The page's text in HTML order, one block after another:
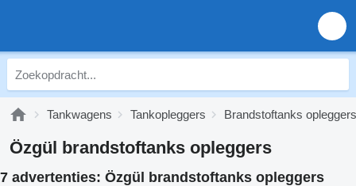
Tankwagens Tankopleggers Brandstoftanks opleggers
Özgül brandstoftanks opleggers
7 advertenties: Özgül brandstoftanks opleggers